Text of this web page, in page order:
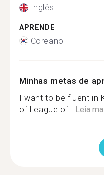
Inglês
APRENDE
Coreano
Minhas metas de
I want to be fluent in
of League of... Leia